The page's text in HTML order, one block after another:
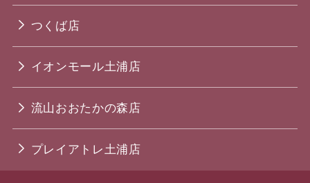
つくば店
イオンモール土浦店
流山おおたかの森店
プレイアトレ土浦店